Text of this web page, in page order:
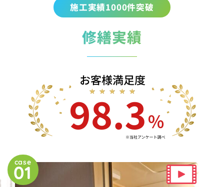
施工実績1000件突破
修繕実績
case
01